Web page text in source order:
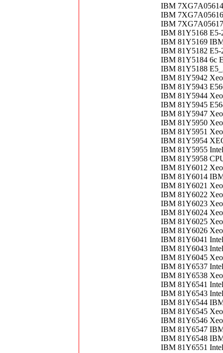
IBM
IBM
IBM
IBM 81Y5168 E5-
IBM 81Y5169
IBM 81Y5182 E5-
IBM 81Y5184 6c
IBM 81Y5188
IBM 81Y5942
IBM 81Y5943
IBM 81Y5944
IBM 81Y5945
IBM 81Y5947
IBM 81Y5950
IBM 81Y5951
IBM 81Y5954
IBM 81Y5955
IBM 81Y5958
IBM 81Y6012
IBM 81Y6014
IBM 81Y6021
IBM 81Y6022
IBM 81Y6023
IBM 81Y6024
IBM 81Y6025
IBM 81Y6026
IBM 81Y6041
IBM 81Y6043
IBM 81Y6045
IBM 81Y6537
IBM 81Y6538
IBM 81Y6541
IBM 81Y6543
IBM 81Y6544
IBM 81Y6545
IBM 81Y6546
IBM 81Y6547
IBM 81Y6548
IBM 81Y6551